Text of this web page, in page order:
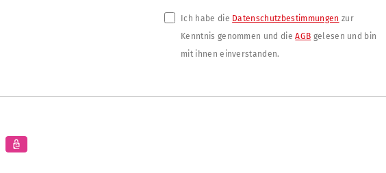
Ich habe die Datenschutzbestimmungen zur
Kenntnis genommen und dieAGB gelesen und bin
mit ihnen einverstanden.